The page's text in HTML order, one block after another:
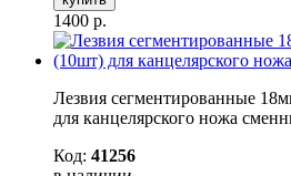
1400 р.
Лезвия сегментированные
для канцелярского ножа
Код: 41256